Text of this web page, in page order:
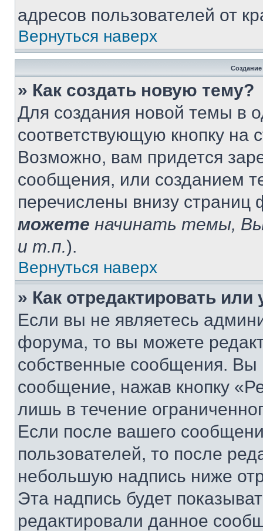
адресов пользователей от
Вернуться наверх
» Как создать новую тему?
Для создания новой темы в
соответствующую кнопку
Возможно, вам придется
сообщения, или созданием
перечислены внизу
можете начинать темы,
и т.п.).
Вернуться наверх
» Как отредактировать
Если вы не являетесь
форума, то вы можете
собственные сообщения. Вы
сообщение, нажав кнопку
лишь в течение
Если после вашего
пользователей, то после
небольшую надпись ниже
Эта надпись будет
редактировали данное